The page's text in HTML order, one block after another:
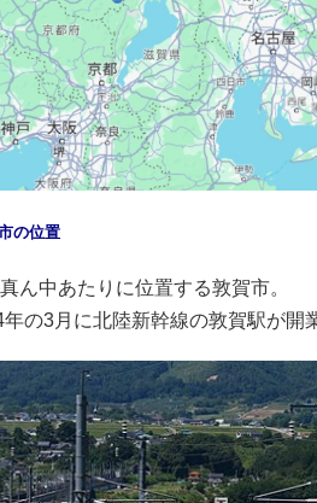
の位置
ん中あたりに位置する敦賀市。
の3月に北陸新幹線の敦賀駅が開